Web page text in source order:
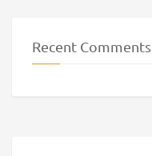
Recent Comments